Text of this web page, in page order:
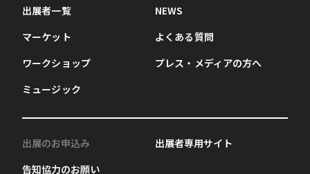
出展者一覧
マーケット
ワークショップ
ミュージック
NEWS
よくある質問
プレス・メディアの方へ
出展のお申込み
告知協力のお願い
出展者専用サイト